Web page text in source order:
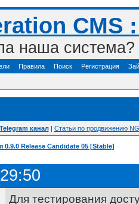
наша
Правила Поиск Регистрация
Telegram канал| Статьи по продвижению
0.9.0 Release Candidate 05 [Stable]
Для тестирования